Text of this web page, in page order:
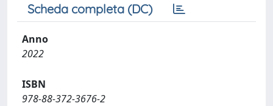
Scheda completa (DC)
Anno
2022
ISBN
978-88-372-3676-2